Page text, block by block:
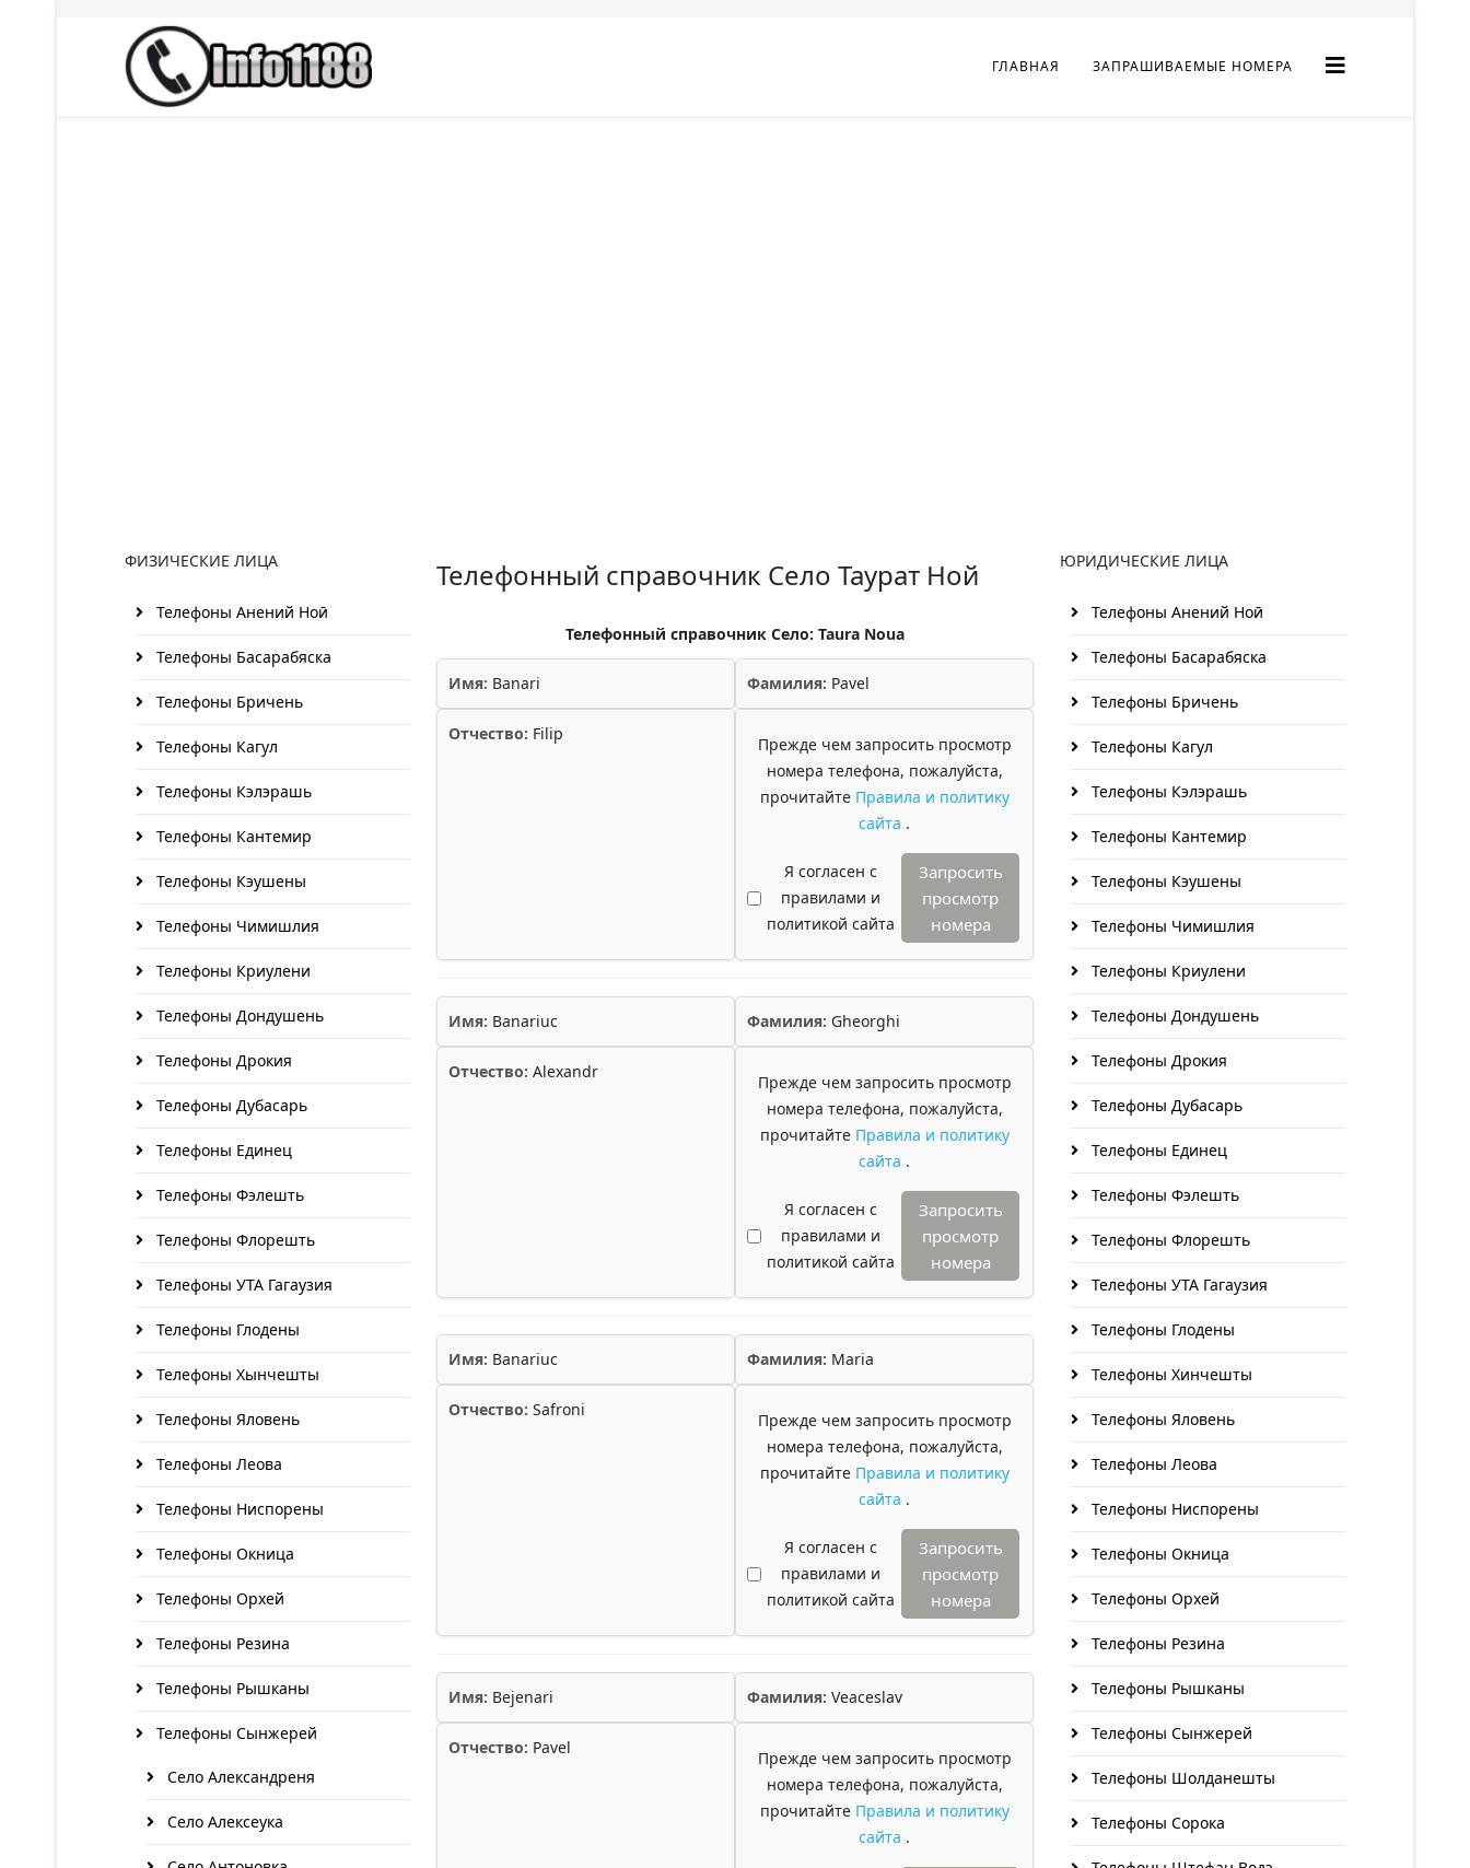
ГЛАВНАЯ ЗАПРАШИВАЕМЫЕ НОМЕРА
ФИЗИЧЕСКИЕ ЛИЦА
Телефоны Анений Ноӣ
Телефоны Басарабяска
Телефоны Бричень
Телефоны Кагул
Телефоны Кэлэрашь
Телефоны Кантемир
Телефоны Кэушены
Телефоны Чимишлия
Телефоны Криулени
Телефоны Дондушень
Телефоны Дрокия
Телефоны Дубасарь
Телефоны Единец
Телефоны Фэлешть
Телефоны Флорешть
Телефоны УТА Гагаузия
Телефоны Глодены
Телефоны Хынчешты
Телефоны Яловень
Телефоны Леова
Телефоны Ниспорены
Телефоны Окница
Телефоны Орхей
Телефоны Резина
Телефоны Рышканы
Телефоны Сынжерей
Село Александреня
Село Алексеука
Телефонный справочник Село Таурат Ной
Телефонный справочник Село: Taura Noua
Имя: Banari Фамилия: Pavel
Отчество: Filip
Прежде чем запросить просмотр
номера телефона, пожалуйста,
прочитайте Правила и политику
сайта .
Я согласен с
правилами и
политикой сайта
Запросить
просмотр
номера
Имя: Banariuc Фамилия: Gheorghi
Отчество: Alexandr
Прежде чем запросить просмотр
номера телефона, пожалуйста,
прочитайте Правила и политику
сайта .
Я согласен с
правилами и
политикой сайта
Запросить
просмотр
номера
Имя: Banariuc Фамилия: Maria
Отчество: Safroni
Прежде чем запросить просмотр
номера телефона, пожалуйста,
прочитайте Правила и политику
сайта .
Я согласен с
правилами и
политикой сайта
Запросить
просмотр
номера
Имя: Bejenari Фамилия: Veaceslav
Отчество: Pavel
Прежде чем запросить просмотр
номера телефона, пожалуйста,
прочитайте Правила и политику
сайта .
ЮРИДИЧЕСКИЕ ЛИЦА
Телефоны Анений Ноӣ
Телефоны Басарабяска
Телефоны Бричень
Телефоны Кагул
Телефоны Кэлэрашь
Телефоны Кантемир
Телефоны Кэушены
Телефоны Чимишлия
Телефоны Криулени
Телефоны Дондушень
Телефоны Дрокия
Телефоны Дубасарь
Телефоны Единец
Телефоны Фэлешть
Телефоны Флорешть
Телефоны УТА Гагаузия
Телефоны Глодены
Телефоны Хинчешты
Телефоны Яловень
Телефоны Леова
Телефоны Ниспорены
Телефоны Окница
Телефоны Орхей
Телефоны Резина
Телефоны Рышканы
Телефоны Сынжерей
Телефоны Шолданешты
Телефоны Сорока